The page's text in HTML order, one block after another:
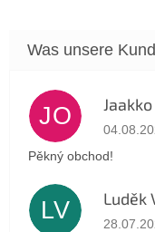
JO Die
Pěkný obchod!
LV Luděk
Die